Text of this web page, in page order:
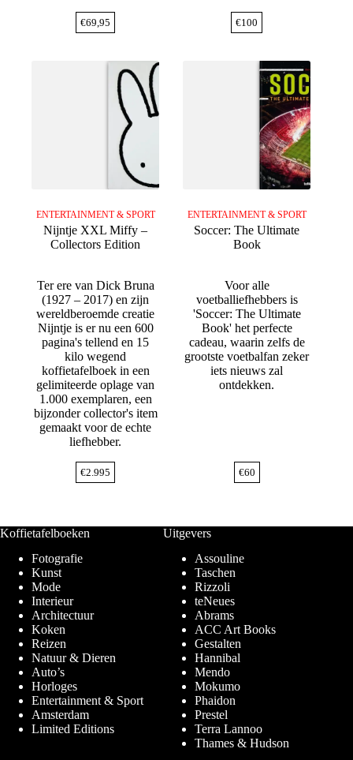
€69,95 €100
ENTERTAINMENT & SPORT
Nijntje XXL Miffy –
Collectors Edition
Ter ere van Dick Bruna
(1927 – 2017) en zijn
wereldberoemde creatie
Nijntje is er nu een 600
pagina's tellend en 15
kilo wegend
koffietafelboek in een
gelimiteerde oplage van
1.000 exemplaren, een
bijzonder collector's item
gemaakt voor de echte
liefhebber.
€2.995
ENTERTAINMENT & SPORT
Soccer: The Ultimate
Book
Voor alle
voetballiefhebbers is
'Soccer: The Ultimate
Book' het perfecte
cadeau, waarin zelfs de
grootste voetbalfan zeker
iets nieuws zal
ontdekken.
€60
Koffietafelboeken
Fotografie
Kunst
Mode
Interieur
Architectuur
Koken
Reizen
Natuur & Dieren
Auto’s
Horloges
Entertainment & Sport
Amsterdam
Limited Editions
Uitgevers
Assouline
Taschen
Rizzoli
teNeues
Abrams
ACC Art Books
Gestalten
Hannibal
Mendo
Mokumo
Phaidon
Prestel
Terra Lannoo
Thames & Hudson